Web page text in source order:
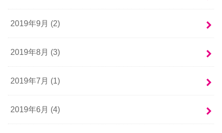
2019年9月 (2)
2019年8月 (3)
2019年7月 (1)
2019年6月 (4)